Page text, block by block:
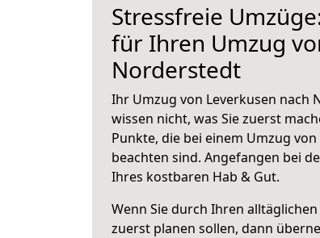
Stressfreie
für Ihren Umzug
Norderstedt
Ihr Umzug von Leverkusen nach
wissen nicht, was Sie zuerst
Punkte, die bei einem Umzug
beachten sind. Angefangen bei
Ihres kostbaren Hab & Gut.
Wenn Sie durch Ihren
zuerst planen sollen, dann